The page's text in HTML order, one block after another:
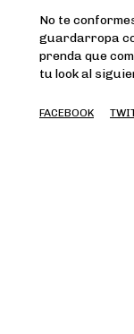
No te
guardarropa
prenda que
tu look al
FACEBOOK